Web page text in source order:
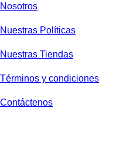
Nosotros
Nuestras Políticas
Nuestras Tiendas
Términos y condiciones
Contáctenos